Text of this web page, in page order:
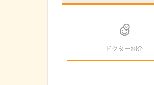
ドクター紹介